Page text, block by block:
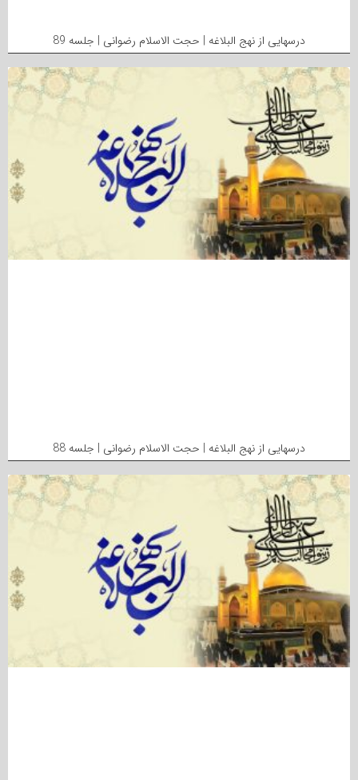
درسهایی از نهج البلاغه | حجت الاسلام رضوانی | جلسه 89
درسهایی از نهج البلاغه | حجت الاسلام رضوانی | جلسه 88